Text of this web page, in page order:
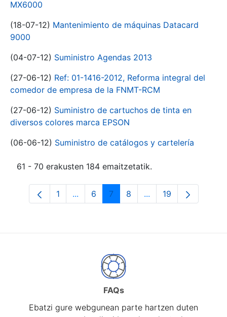
MX6000
(18-07-12) Mantenimiento de máquinas Datacard
9000
(04-07-12) Suministro Agendas 2013
(27-06-12) Ref: 01-1416-2012, Reforma integral del
comedor de empresa de la FNMT-RCM
(27-06-12) Suministro de cartuchos de tinta en
diversos colores marca EPSON
(06-06-12) Suministro de catálogos y cartelería
61 - 70 erakusten 184 emaitzetatik.
Orrialdea
1 ...Intermediate Pages Use TAB to
Orrialdea
6 Orrialdea
7 Orrialdea
8 ...Intermediate Pages
Orrialdea
19
FAQs
Ebatzi gure webgunean parte hartzen duten